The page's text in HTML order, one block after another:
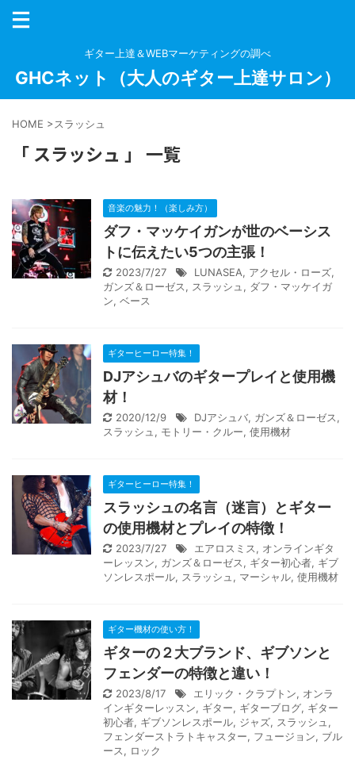
ギター上達＆WEBマーケティングの調べ
GHCネット（大人のギター上達サロン）
HOME >スラッシュ
「 スラッシュ 」 一覧
音楽の魅力！（楽しみ方）
ダフ・マッケイガンが世のベーシス
トに伝えたい5つの主張！
2023/7/27 LUNASEA, アクセル・ローズ,
ガンズ＆ローゼス, スラッシュ , ダフ・マッケイガ
ン, ベース
ギターヒーロー特集！
DJアシュバのギタープレイと使用機
材！
2020/12/9 DJアシュバ, ガンズ＆ローゼス,
スラッシュ , モトリー・クルー, 使用機材
ギターヒーロー特集！
スラッシュの名言（迷言）とギター
の使用機材とプレイの特徴！
2023/7/27 エアロスミス, オンラインギタ
ーレッスン, ガンズ＆ローゼス, ギター初心者, ギブ
ソンレスポール, スラッシュ , マーシャル, 使用機材
ギター機材の使い方！
ギターの２大ブランド、ギブソンと
フェンダーの特徴と違い！
2023/8/17 エリック・クラプトン, オンラ
インギターレッスン, ギター, ギターブログ, ギター
初心者, ギブソンレスポール, ジャズ, スラッシュ ,
フェンダーストラトキャスター, フュージョン, ブル
ース, ロック